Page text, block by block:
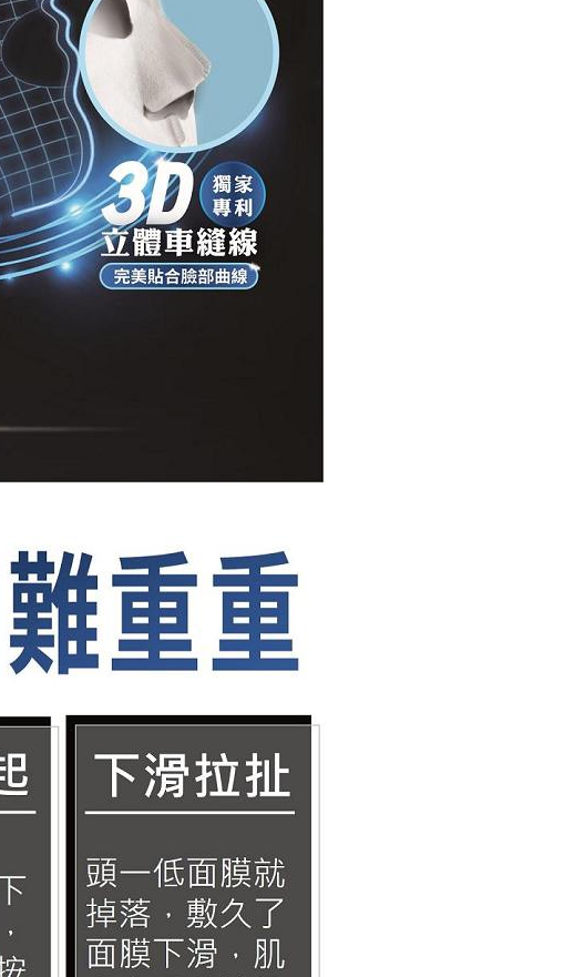
「AFTEE先享後付」，若未經同意申辦者引起之損失，本公司不負相關責
任。
４．使用「AFTEE先享後付」時，將依據個別帳號之用戶狀況，依本公司
即時審查核予不同之上限額度；若仍有額度不足之情形，本公司將視審查
結果請求用戶進行身份認證。
５．嚴禁一人註冊多個帳號或使用他人資訊註冊。若發現惡意使用之情
形，恩沛科技股份有限公司將有權停止該用戶之使用額度並採取法律行
動。